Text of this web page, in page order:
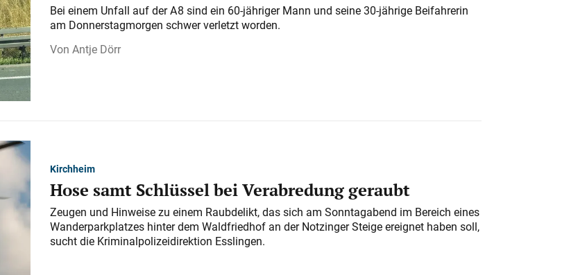
Bei einem Unfall auf der A 8 sind ein 60-jähriger Mann und seine 30-jährige Beifahrerin
am Donnerstagmorgen schwer verletzt worden.
Antje Dörr
Kirchheim
Hose samt Schlüssel bei Verabredung geraubt
Zeugen und Hinweise zu einem Raubdelikt, das sich am Sonntagabend im Bereich eines
Wanderparkplatzes hinter dem Waldfriedhof an der Notzinger Steige ereignet haben soll,
sucht die Kriminalpolizeidirektion Esslingen.